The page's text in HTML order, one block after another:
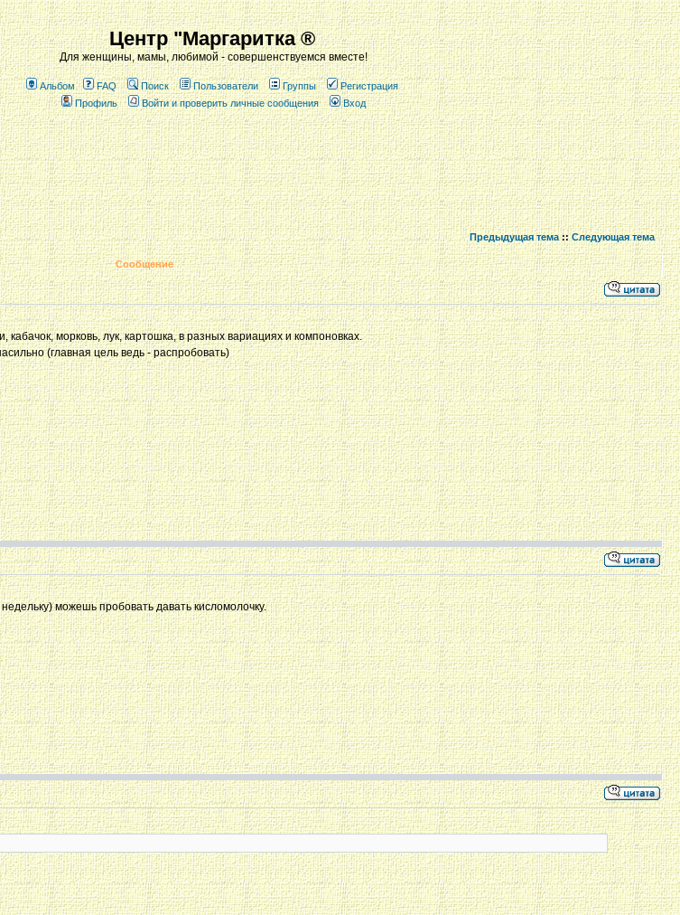
Центр "Маргаритка ®
Для женщины, мамы, любимой - совершенствуемся вместе!
Альбом FAQ Поиск Пользователи Группы
Регистрация
Профиль
Войти и проверить личные сообщения Вход
Предыдущая тема::Следующая тема
Сообщение
морковь, лук, картошка, в разных вариациях и компоновках.
(главная цель ведь - распробовать)
можешь пробовать давать кисломолочку.